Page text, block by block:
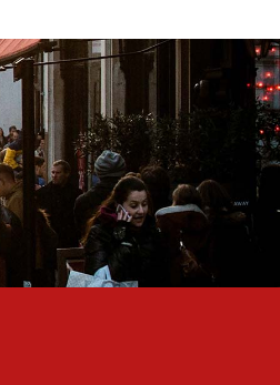
、視覺敘事大師等社團稱號 ！